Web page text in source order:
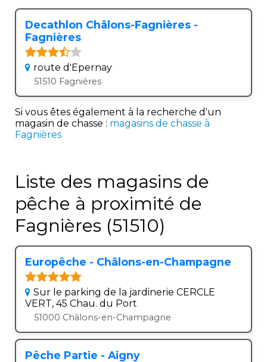
Decathlon Châlons-Fagnières -
Fagnières
route d'Epernay
51510 Fagnières
Si vous êtes également à la recherche d'un
magasin de chasse : magasins de chasse à
Fagnières
Liste des magasins de
pêche à proximité de
Fagnières (51510)
Europêche - Châlons-en-Champagne
Sur le parking de la jardinerie CERCLE
VERT, 45 Chau. du Port
51000 Châlons-en-Champagne
Pêche Partie - Aigny